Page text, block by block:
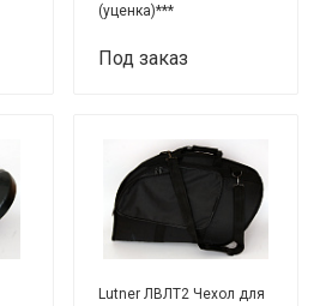
(уценка)***
Под заказ
Lutner ЛВЛТ2 Чехол для